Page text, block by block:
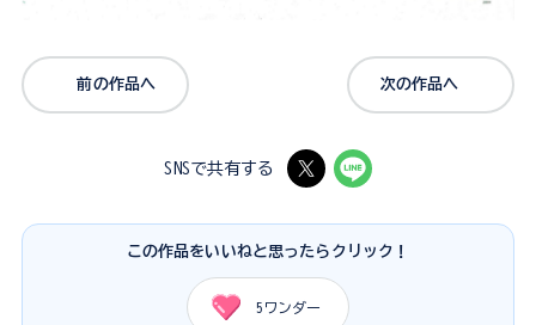
前の作品へ 次の作品へ
SNSで共有する
この作品をいいねと思ったらクリック！
5 ワンダー